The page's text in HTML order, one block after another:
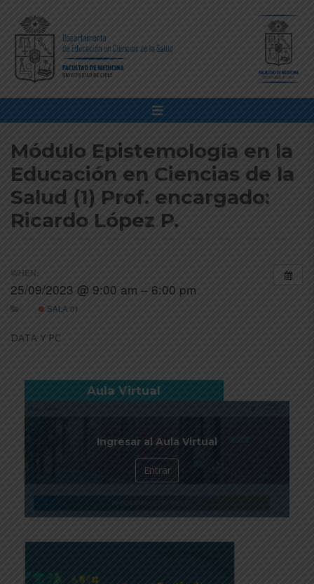
Módulo Epistemología en la
Educación en Ciencias de la
Salud (1) Prof. encargado:
Ricardo López P.
WHEN:
25/09/2023 @ 9:00 am – 6:00 pm
SALA 01
DATA Y PC
Aula Virtual
Ingresar al Aula Virtual
Entrar